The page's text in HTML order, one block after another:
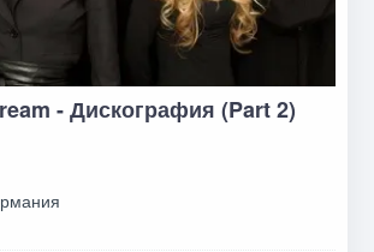
- Дискография (Part 2)